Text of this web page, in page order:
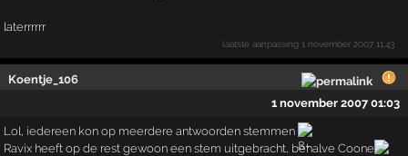
laterrrrrr
laatste aanpassing1 november 2007 11:43
Koentje_106
1 november 2007 01:03
Lol, iedereen kon op meerdere antwoorden stemmen
Ravix heeft op de rest gewoon een stem uitgebracht, behalve Coone